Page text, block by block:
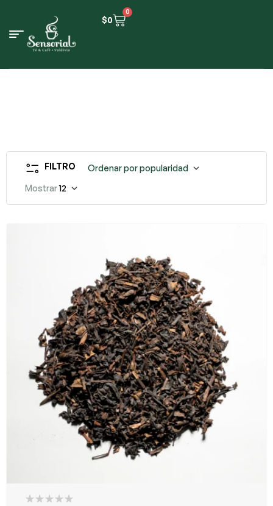
$0
0
FILTRO
Ordenar por popularidad
Mostrar12